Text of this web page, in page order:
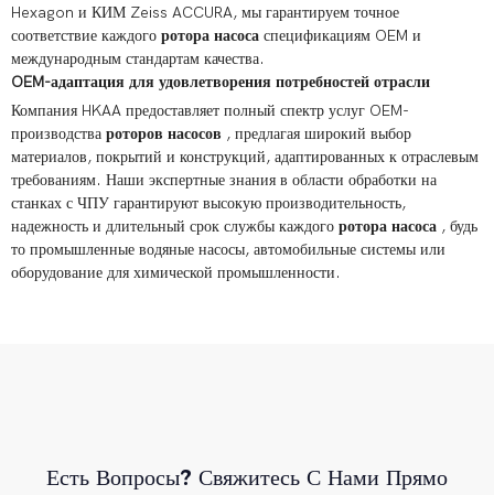
Hexagon и КИМ Zeiss ACCURA, мы гарантируем точное
соответствие каждого ротора насоса спецификациям OEM и
международным стандартам качества.
OEM-адаптация для удовлетворения потребностей отрасли
Компания HKAA предоставляет полный спектр услуг OEM-
производства роторов насосов , предлагая широкий выбор
материалов, покрытий и конструкций, адаптированных к отраслевым
требованиям. Наши экспертные знания в области обработки на
станках с ЧПУ гарантируют высокую производительность,
надежность и длительный срок службы каждого ротора насоса , будь
то промышленные водяные насосы, автомобильные системы или
оборудование для химической промышленности.
Есть Вопросы? Свяжитесь С Нами Прямо